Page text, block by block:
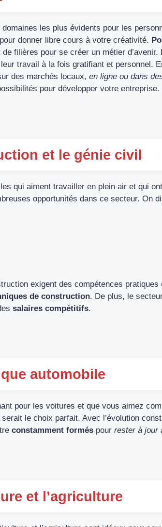
domaines les plus évidents pour les
donner libre cours à votre créativité.
de filières pour se créer un métier
travail à la fois gratifiant et personnel.
des marchés locaux, en ligne ou dans
pour développer votre entreprise.
et le génie civil
qui aiment travailler en plein air et qui
opportunités dans ce secteur. On
exigent des compétences pratiques
de construction. De plus, le
salaires compétitifs.
automobile
pour les voitures et que vous aimez
le choix parfait. Avec l’évolution
constamment formés pour rester à jour
et l’agriculture